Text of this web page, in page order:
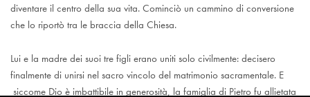
diventare il centro della sua vita. Cominciò un cammino di conversione
che lo riportò tra le braccia della Chiesa.
Lui e la madre dei suoi tre figli erano uniti solo civilmente: decisero
finalmente di unirsi nel sacro vincolo del matrimonio sacramentale. E
siccome Dio è imbattibile in generosità, la famiglia di Pietro fu allietata